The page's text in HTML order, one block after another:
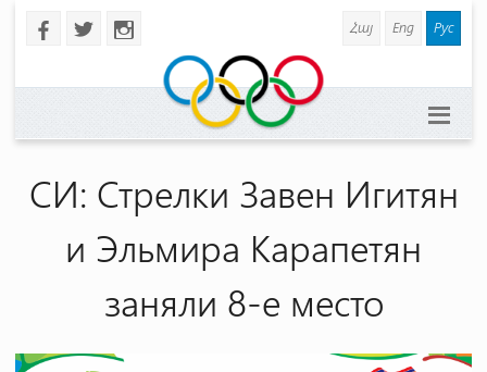
b a x Հայ Eng Рус
СИ: Стрелки Завен Игитян
и Эльмира Карапетян
заняли 8-е место